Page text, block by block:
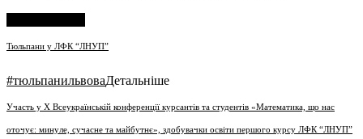
Тюльпани у ЛФК “ЛНУП”
#тюльпанильвоваДетальніше
Участь у Х Всеукраїнській конференції курсантів та студентів «Математика, що нас
оточує: минуле, сучасне та майбутнє», здобувачки освіти першого курсу ЛФК “ЛНУП”